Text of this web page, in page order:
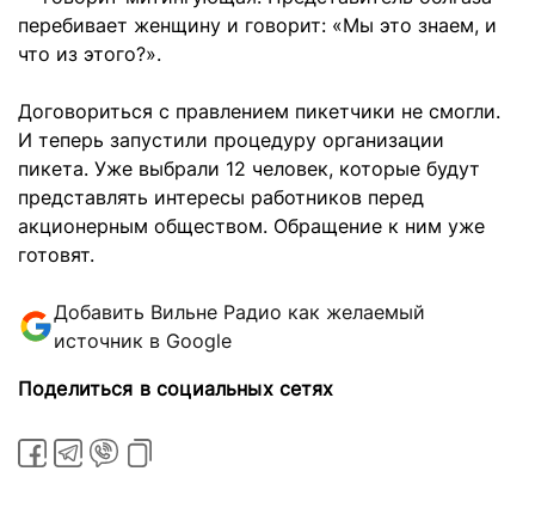
перебивает женщину и говорит: «Мы это знаем, и
что из этого?».
Договориться с правлением пикетчики не смогли.
И теперь запустили процедуру организации
пикета. Уже выбрали 12 человек, которые будут
представлять интересы работников перед
акционерным обществом. Обращение к ним уже
готовят.
Добавить Вильне Радио как желаемый
источник в Google
Поделиться в социальных сетях